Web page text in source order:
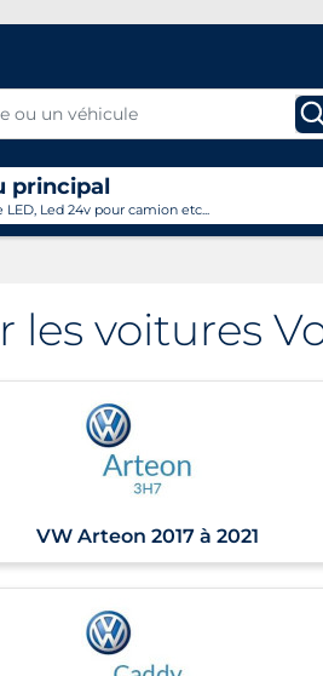
principal
Led 24v pour camion etc...
les voitures
VW Arteon 2017 à 2021